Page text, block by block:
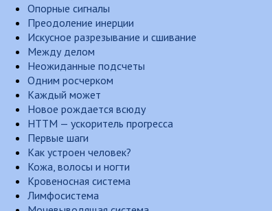
Опорные сигналы
Преодоление инерции
Искусное разрезывание и сшивание
Между делом
Неожиданные подсчеты
Одним росчерком
Каждый может
Новое рождается всюду
НТТМ — ускоритель прогресса
Первые шаги
Как устроен человек?
Кожа, волосы и ногти
Кровеносная система
Лимфосистема